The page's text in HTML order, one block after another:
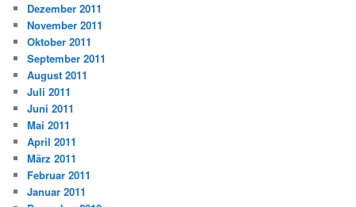
Dezember 2011
November 2011
Oktober 2011
September 2011
August 2011
Juli 2011
Juni 2011
Mai 2011
April 2011
März 2011
Februar 2011
Januar 2011